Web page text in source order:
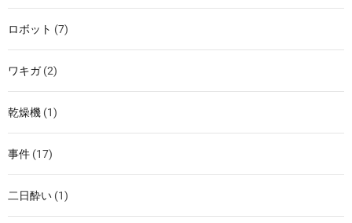
ロボット (7)
ワキガ(2)
乾燥機 (1)
事件 (17)
二日酔い (1)